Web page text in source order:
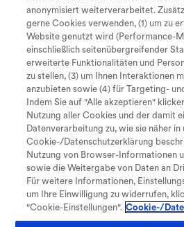
Zum Inhalt
Zum Hauptmenü
Seite durchsuchen
Nach oben springen
Verzeichnis öffnen
Lesezeit: 1 min
Vorherige Seite
Teilen
Bookmark
anonymisiert weiterverarbeitet.
gerne Cookies verwenden, (1) um zu
Website genutzt wird (Performance-
einschließlich seitenübergreifender
erweiterte Funktionalitäten und
zu stellen, (3) um Ihnen Interaktionen
anzubieten sowie (4) für Targeting-
Indem Sie auf "Alle akzeptieren"
Nutzung aller Cookies und der damit
Datenverarbeitung zu, wie sie näher in
Cookie-/Datenschutzerklärung
Nutzung von Browser-Informationen
sowie die Weitergabe von Daten an
Für weitere Informationen,
um Ihre Einwilligung zu widerrufen,
"Cookie-Einstellungen". Cookie-/